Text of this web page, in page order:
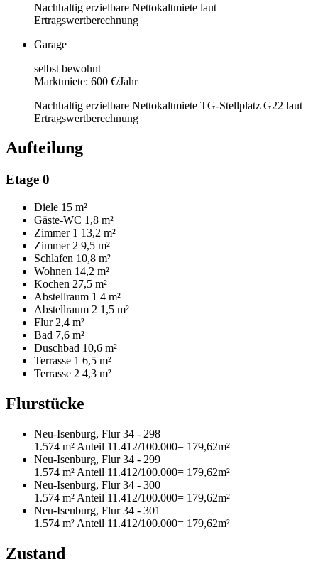
Nachhaltig erzielbare Nettokaltmiete laut
Ertragswertberechnung
Garage
selbst bewohnt
Marktmiete: 600 €/Jahr
Nachhaltig erzielbare Nettokaltmiete TG-Stellplatz G22 laut
Ertragswertberechnung
Aufteilung
Etage 0
Diele 15 m²
Gäste-WC 1,8 m²
Zimmer 1 13,2 m²
Zimmer 2 9,5 m²
Schlafen 10,8 m²
Wohnen 14,2 m²
Kochen 27,5 m²
Abstellraum 1 4 m²
Abstellraum 2 1,5 m²
Flur 2,4 m²
Bad 7,6 m²
Duschbad 10,6 m²
Terrasse 1 6,5 m²
Terrasse 2 4,3 m²
Flurstücke
Neu-Isenburg, Flur 34 - 298
1.574 m² Anteil 11.412/100.000= 179,62m²
Neu-Isenburg, Flur 34 - 299
1.574 m² Anteil 11.412/100.000= 179,62m²
Neu-Isenburg, Flur 34 - 300
1.574 m² Anteil 11.412/100.000= 179,62m²
Neu-Isenburg, Flur 34 - 301
1.574 m² Anteil 11.412/100.000= 179,62m²
Zustand